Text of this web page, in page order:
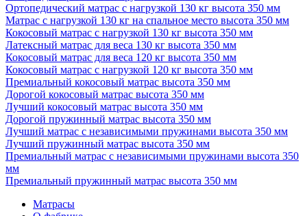
Ортопедический матрас с нагрузкой 130 кг высота 350 мм
Матрас с нагрузкой 130 кг на спальное место высота 350 мм
Кокосовый матрас с нагрузкой 130 кг высота 350 мм
Латексный матрас для веса 130 кг высота 350 мм
Кокосовый матрас для веса 120 кг высота 350 мм
Кокосовый матрас с нагрузкой 120 кг высота 350 мм
Премиальный кокосовый матрас высота 350 мм
Дорогой кокосовый матрас высота 350 мм
Лучший кокосовый матрас высота 350 мм
Дорогой пружинный матрас высота 350 мм
Лучший матрас с независимыми пружинами высота 350 мм
Лучший пружинный матрас высота 350 мм
Премиальный матрас с независимыми пружинами высота 350
мм
Премиальный пружинный матрас высота 350 мм
Матрасы